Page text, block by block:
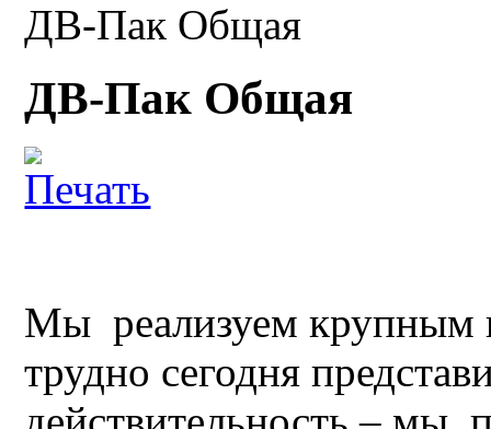
ДВ-Пак Общая
ДВ-Пак Общая
Мы реализуем крупным
трудно сегодня